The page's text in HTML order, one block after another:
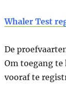
Whaler Test
De
Om toegang
vooraf te